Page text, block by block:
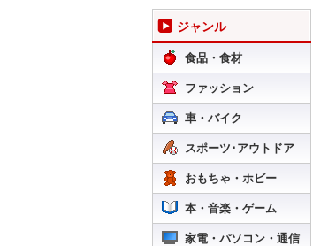
ジャンル
食品・食材
ファッション
車・バイク
スポーツ･アウトドア
おもちゃ・ホビー
本・音楽・ゲーム
家電・パソコン・通信